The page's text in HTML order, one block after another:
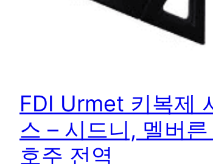
FDI Urmet 키복제
스 – 시드니, 멜버른
호주 전역